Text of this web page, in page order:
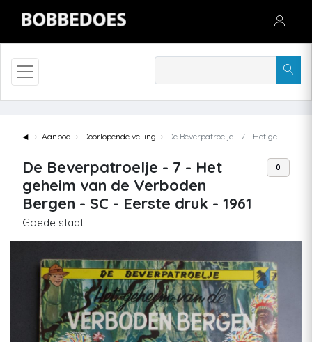
◄ Aanbod Doorlopende veiling De Beverpatroelje - 7 - Het geheim van de Verboden Bergen - SC - Eerste druk - 1961
De Beverpatroelje - 7 - Het
geheim van de Verboden
Bergen - SC - Eerste druk - 1961
Goede staat
0